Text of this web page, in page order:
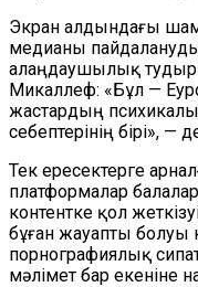
Экран алдындағы
медианы
алаңдаушылық
Микаллеф: «Бұл —
жастардың
себептерінің бірі», —
Тек ересектерге
платформалар
контентке қол
бұған жауапты болуы
порнографиялық
мәлімет бар екеніне